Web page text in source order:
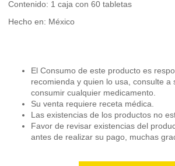
Contenido: 1 caja con 60 tabletas
Hecho en: México
El Consumo de este producto es
recomienda y quien lo usa, consulte a
consumir cualquier medicamento.
Su venta requiere receta médica.
Las existencias de los productos no
Favor de revisar existencias del
antes de realizar su pago, muchas